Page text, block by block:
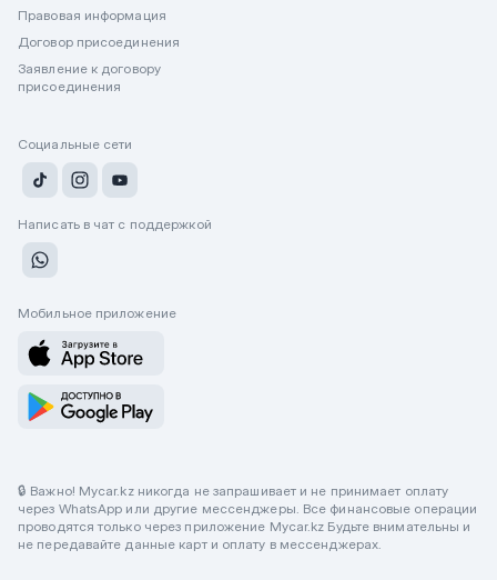
Правовая информация
Договор присоединения
Заявление к договору
присоединения
Социальные сети
Написать в чат с поддержкой
Мобильное приложение
🔒 Важно! Mycar.kz никогда не запрашивает и не принимает оплату
через WhatsApp или другие мессенджеры. Все финансовые операции
проводятся только через приложение Mycar.kz Будьте внимательны и
не передавайте данные карт и оплату в мессенджерах.